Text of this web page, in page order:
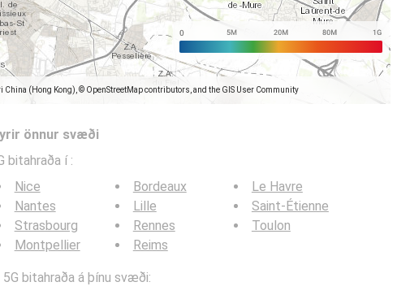
China (Hong Kong), © OpenStreetMap contributors, and the GIS User Community
önnur svæði
bitahraða í :
Nice
Nantes
Strasbourg
Montpellier
Bordeaux
Lille
Rennes
Reims
Le Havre
Saint-Étienne
Toulon
bitahraða á þínu svæði: